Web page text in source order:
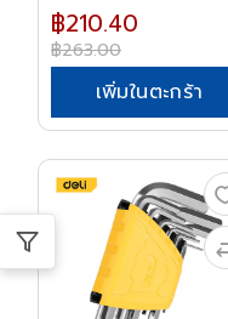
฿210.40
฿263.00
เพิ่มในตะกร้า